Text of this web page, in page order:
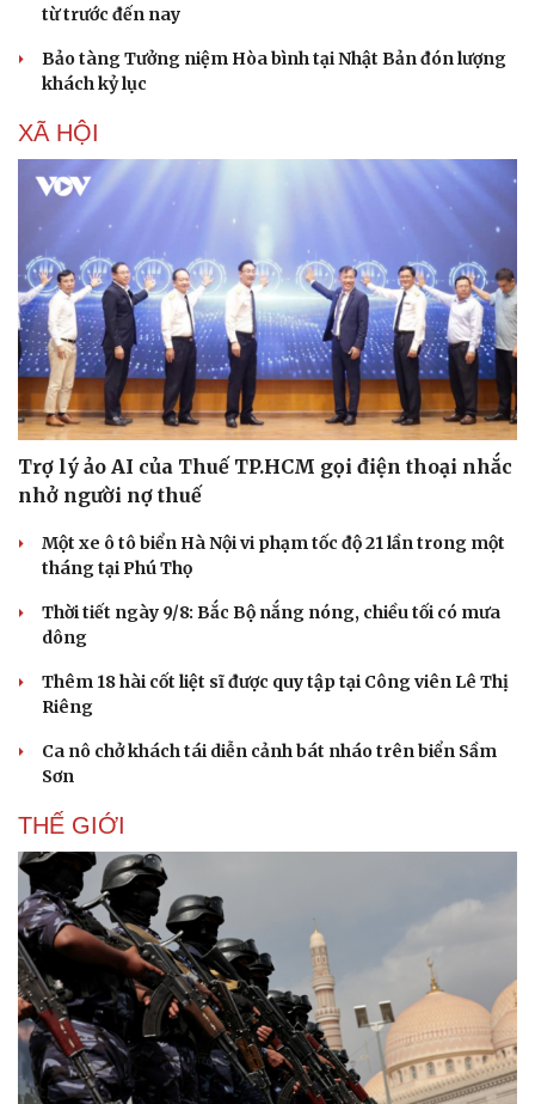
Sức khỏe
Cây thuốc
Sản phụ khoa
Nhi khoa
Nam khoa
Phòng mạch online
Blog
từ trước đến nay
Bảo tàng Tưởng niệm Hòa bình tại Nhật Bản đón lượng
khách kỷ lục
XÃ HỘI
Trợ lý ảo AI của Thuế TP.HCM gọi điện thoại nhắc
nhở người nợ thuế
Một xe ô tô biển Hà Nội vi phạm tốc độ 21 lần trong một
tháng tại Phú Thọ
Thời tiết ngày 9/8: Bắc Bộ nắng nóng, chiều tối có mưa
dông
Thêm 18 hài cốt liệt sĩ được quy tập tại Công viên Lê Thị
Riêng
Ca nô chở khách tái diễn cảnh bát nháo trên biển Sầm
Sơn
THẾ GIỚI